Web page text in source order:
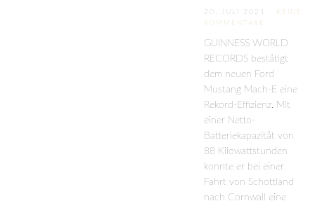
20. JULI 2021
KEINE
KOMMENTARE
GUINNESS WORLD
RECORDS bestätigt
dem neuen Ford
Mustang Mach-E eine
Rekord-Effizienz. Mit
einer Netto-
Batteriekapazität von
88 Kilowattstunden
konnte er bei einer
Fahrt von Schottland
nach Cornwall eine